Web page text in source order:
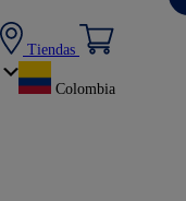
Tiendas
Colombia